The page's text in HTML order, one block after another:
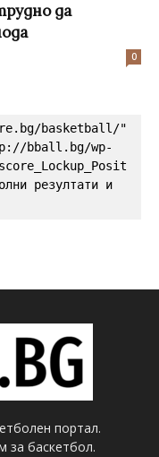
да
0
basketball/"
bball.bg/wp-
резултати и
портал.
за баскетбол.